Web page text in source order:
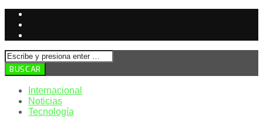
Internacional
Noticias
Tecnología